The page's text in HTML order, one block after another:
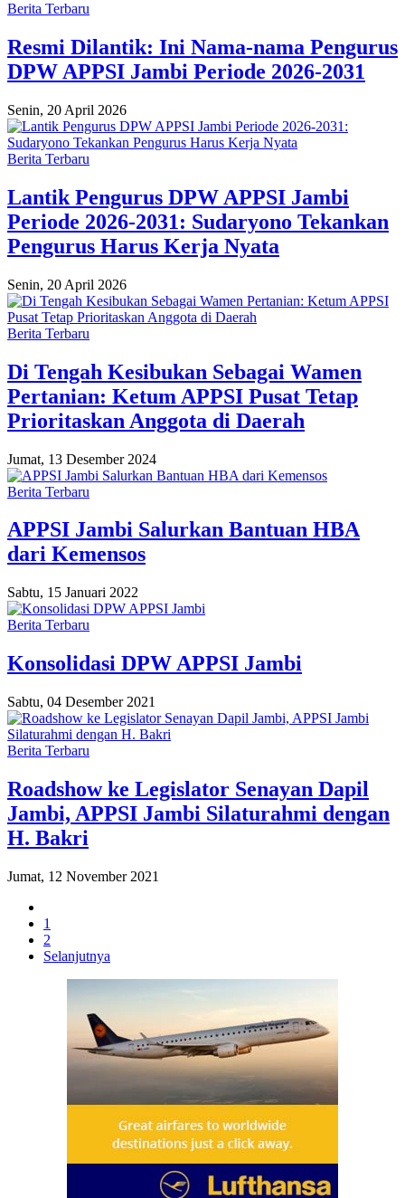
Berita Terbaru
Resmi Dilantik: Ini Nama-nama Pengurus
DPW APPSI Jambi Periode 2026-2031
Senin, 20 April 2026
Berita Terbaru
Lantik Pengurus DPW APPSI Jambi
Periode 2026-2031: Sudaryono Tekankan
Pengurus Harus Kerja Nyata
Senin, 20 April 2026
Berita Terbaru
Di Tengah Kesibukan Sebagai Wamen
Pertanian: Ketum APPSI Pusat Tetap
Prioritaskan Anggota di Daerah
Jumat, 13 Desember 2024
Berita Terbaru
APPSI Jambi Salurkan Bantuan HBA
dari Kemensos
Sabtu, 15 Januari 2022
Berita Terbaru
Konsolidasi DPW APPSI Jambi
Sabtu, 04 Desember 2021
Berita Terbaru
Roadshow ke Legislator Senayan Dapil
Jambi, APPSI Jambi Silaturahmi dengan
H. Bakri
Jumat, 12 November 2021
1
2
Selanjutnya